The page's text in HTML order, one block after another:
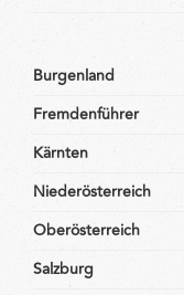
Burgenland
Fremdenführer
Kärnten
Niederösterreich
Oberösterreich
Salzburg